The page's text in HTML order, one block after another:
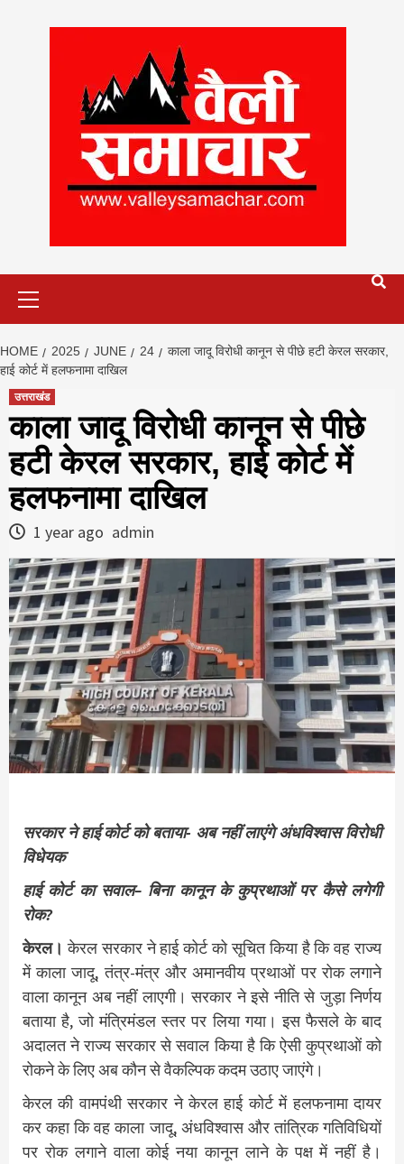
HOME 2025 JUNE 24
काला जादू विरोधी कानून से पीछे हटी केरल सरकार,
हाई कोर्ट में हलफनामा दाखिल
उत्तराखंड
काला जादू विरोधी कानून से पीछे
हटी केरल सरकार, हाई कोर्ट में
हलफनामा दाखिल
1 year ago admin
सरकार ने हाई कोर्ट को बताया- अब नहीं लाएंगे अंधविश्वास विरोधी
विधेयक
हाई कोर्ट का सवाल– बिना कानून के कुप्रथाओं पर कैसे लगेगी
रोक?
केरल। केरल सरकार ने हाई कोर्ट को सूचित किया है कि वह राज्य
में काला जादू, तंत्र-मंत्र और अमानवीय प्रथाओं पर रोक लगाने
वाला कानून अब नहीं लाएगी। सरकार ने इसे नीति से जुड़ा निर्णय
बताया है, जो मंत्रिमंडल स्तर पर लिया गया। इस फैसले के बाद
अदालत ने राज्य सरकार से सवाल किया है कि ऐसी कुप्रथाओं को
रोकने के लिए अब कौन से वैकल्पिक कदम उठाए जाएंगे।
केरल की वामपंथी सरकार ने केरल हाई कोर्ट में हलफनामा दायर
कर कहा कि वह काला जादू, अंधविश्वास और तांत्रिक गतिविधियों
पर रोक लगाने वाला कोई नया कानून लाने के पक्ष में नहीं है।